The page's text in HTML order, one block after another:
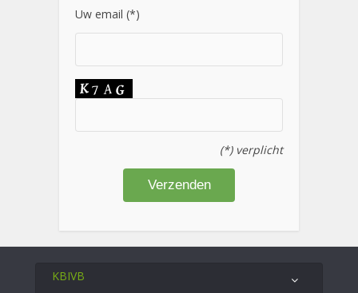
Uw email (*)
(*) verplicht
KBIVB